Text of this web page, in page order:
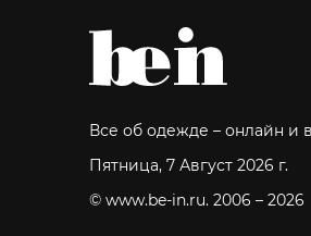
Все об одежде – онлайн и
Пятница, 7 Август 2026 г.
© www.be-in.ru. 2006 – 2026